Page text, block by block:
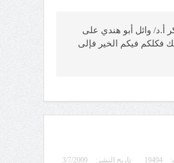
أ.د/ وائل أبو هندي على
فكلكم فيكم الخير فإلى
تاريخ النشر: 3/7/2009 19494